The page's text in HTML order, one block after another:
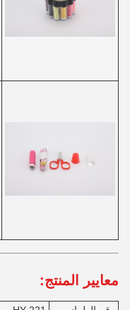
معايير المنتج: